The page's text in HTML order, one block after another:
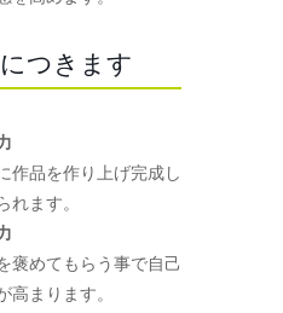
つきます
作品を作り上げ完成し
ます。
褒めてもらう事で自己
まります。